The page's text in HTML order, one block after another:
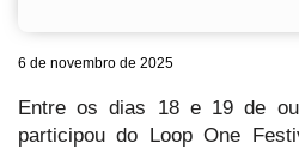
6 de novembro de 2025
Entre os dias 18 e 19 de
participou do Loop One